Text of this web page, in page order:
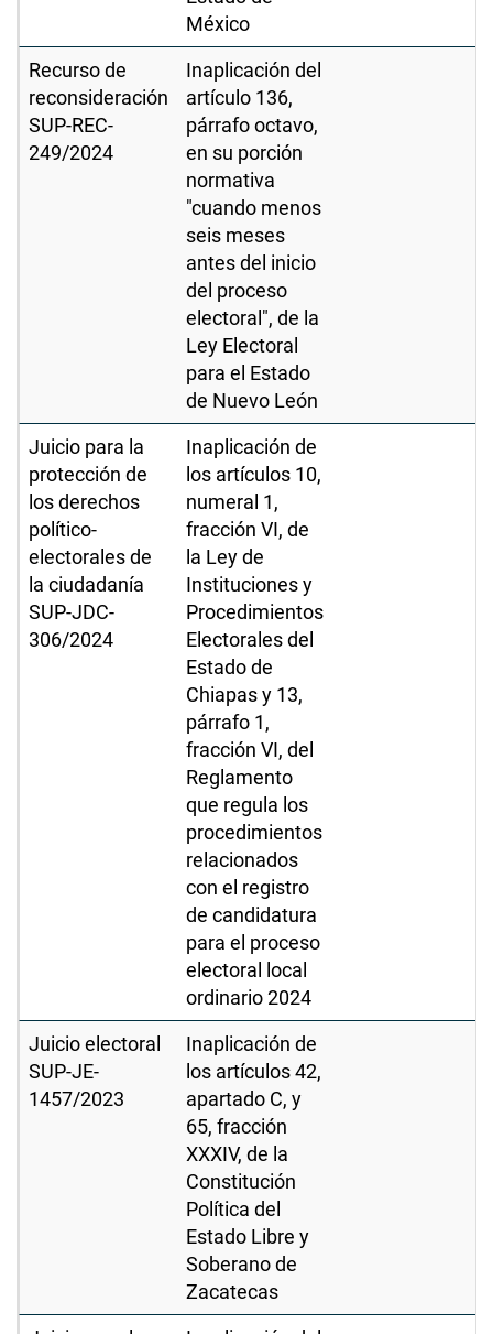
México
Recurso de
reconsideración
SUP-REC-
249/2024
Inaplicación del
artículo 136,
párrafo octavo,
en su porción
normativa
"cuando menos
seis meses
antes del inicio
del proceso
electoral", de la
Ley Electoral
para el Estado
de Nuevo León
Juicio para la
protección de
los derechos
político-
electorales de
la ciudadanía
SUP-JDC-
306/2024
Inaplicación de
los artículos 10,
numeral 1,
fracción VI, de
la Ley de
Instituciones y
Procedimientos
Electorales del
Estado de
Chiapas y 13,
párrafo 1,
fracción VI, del
Reglamento
que regula los
procedimientos
relacionados
con el registro
de candidatura
para el proceso
electoral local
ordinario 2024
Juicio electoral
SUP-JE-
1457/2023
Inaplicación de
los artículos 42,
apartado C, y
65, fracción
XXXIV, de la
Constitución
Política del
Estado Libre y
Soberano de
Zacatecas